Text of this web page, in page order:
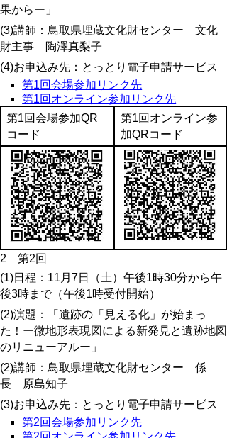
果からー」
(3)講師：鳥取県埋蔵文化財センター 文化
財主事 陶澤真梨子
(4)お申込み先：とっとり電子申請サービス
第1回会場参加リンク先
第1回オンライン参加リンク先
第1回会場参加QR
コード
第1回オンライン参
加QRコード
2 第2回
(1)日程：11月7日（土）午後1時30分から午
後3時まで（午後1時受付開始）
(2)演題：「遺跡の「見える化」が始まっ
た！ー微地形表現図による新発見と遺跡地図
のリニューアルー」
(2)講師：鳥取県埋蔵文化財センター 係
長 原島知子
(3)お申込み先：とっとり電子申請サービス
第2回会場参加リンク先